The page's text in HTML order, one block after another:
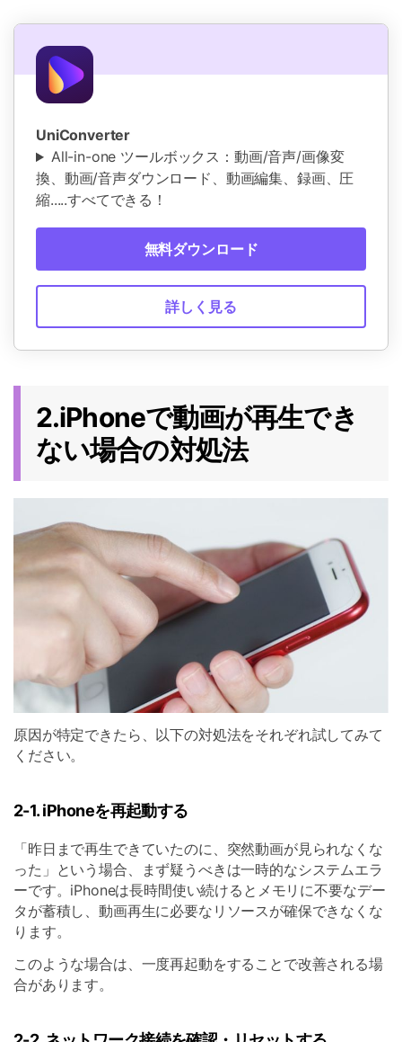
UniConverter
All-in-one ツールボックス：動画/音声/画像変
換、動画/音声ダウンロード、動画編集、録画、圧
縮.....すべてできる！
無料ダウンロード
詳しく見る
2.iPhoneで動画が再生でき
ない場合の対処法
原因が特定できたら、以下の対処法をそれぞれ試してみて
ください。
2-1. iPhoneを再起動する
「昨日まで再生できていたのに、突然動画が見られなくな
った」という場合、まず疑うべきは一時的なシステムエラ
ーです。iPhoneは長時間使い続けるとメモリに不要なデー
タが蓄積し、動画再生に必要なリソースが確保できなくな
ります。
このような場合は、一度再起動をすることで改善される場
合があります。